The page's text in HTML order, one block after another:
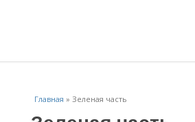
Главная » Зеленая часть